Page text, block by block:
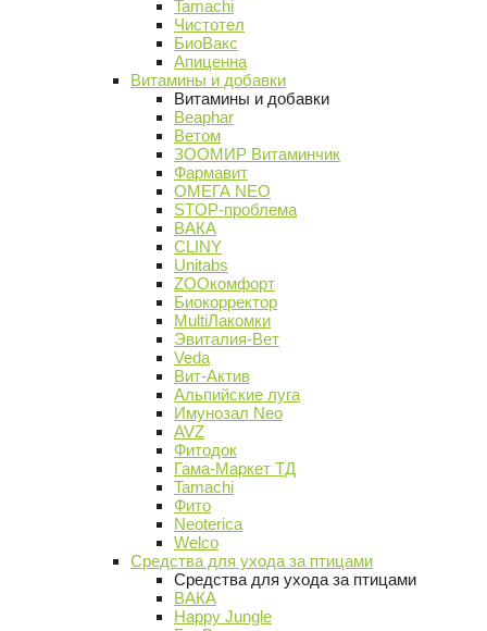
Tamachi
Чистотел
БиоВакс
Апиценна
Витамины и добавки
Витамины и добавки
Beaphar
Ветом
ЗООМИР Витаминчик
Фармавит
ОМЕГА NEO
STOP-проблема
ВАКА
CLINY
Unitabs
ZOOкомфорт
Биокорректор
MultiЛакомки
Эвиталия-Вет
Veda
Вит-Актив
Альпийские луга
Имунозал Neo
AVZ
Фитодок
Гама-Маркет ТД
Tamachi
Фито
Neoterica
Welco
Средства для ухода за птицами
Средства для ухода за птицами
ВАКА
Happy Jungle